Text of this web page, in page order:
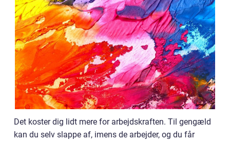
Det koster dig lidt mere for arbejdskraften. Til gengæld
kan du selv slappe af, imens de arbejder, og du får